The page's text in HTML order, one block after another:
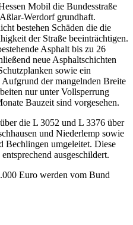
Mobil die Bundesstraße
Werdorf grundhaft.
bestehen Schäden die die
der Straße beeinträchtigen.
Asphalt bis zu 26
neue Asphaltschichten
sowie ein
der mangelnden Breite
nur unter Vollsperrung
Bauzeit sind vorgesehen.
die L 3052 und L 3376 über
und Niederlemp sowie
Bechlingen umgeleitet. Diese
ausgeschildert.
Euro werden vom Bund